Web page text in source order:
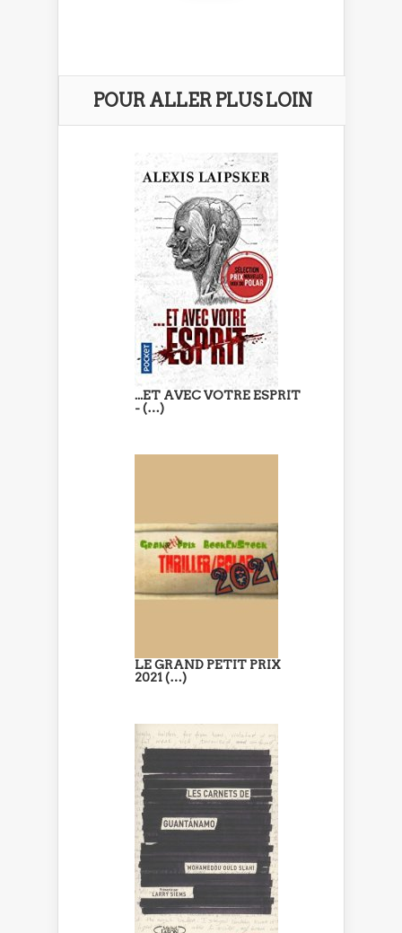
POUR ALLER PLUS LOIN
...ET AVEC VOTRE ESPRIT
- (…)
LE GRAND PETIT PRIX
2021 (…)